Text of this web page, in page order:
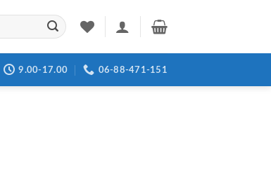
9.00-17.00 06-88-471-151